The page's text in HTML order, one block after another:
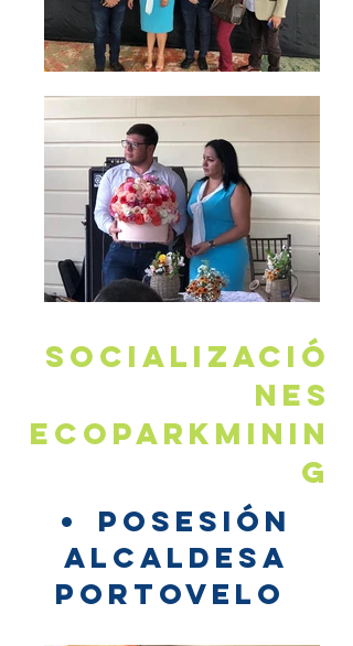
SOCIALIZACIÓ
Nes
ecoparkminin
g
POSESIÓN
ALCALDESA
PORTOVELO